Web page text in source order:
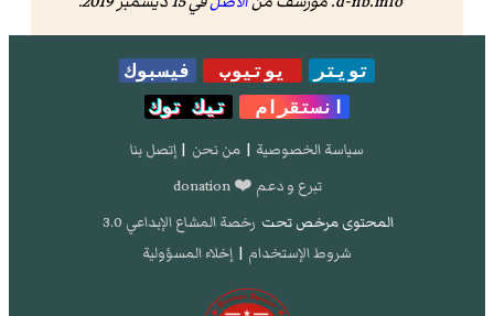
تويتر يوتيوب
فيسبوك
انستقرام
تيك توك
سياسة الخصوصية | من نحن | إتصل بنا
تبرع و دعم ❤️ donation
المحتوى مرخص تحت رخصة المشاع الإبداعي 3.0
شروط الإستخدام | إخلاء المسؤولية